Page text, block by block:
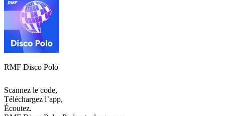
RMF Disco Polo
Scannez le code,
Téléchargez l’app,
Écoutez.